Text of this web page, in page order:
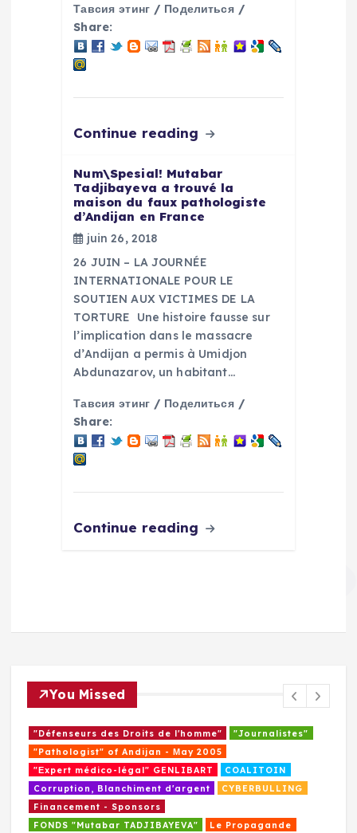
Тавсия этинг / Поделиться /
Share:
Continue reading
Num\Spesial! Mutabar
Tadjibayeva a trouvé la
maison du faux pathologiste
d’Andijan en France
juin 26, 2018
26 JUIN – LA JOURNÉE
INTERNATIONALE POUR LE
SOUTIEN AUX VICTIMES DE LA
TORTURE Une histoire fausse sur
l’implication dans le massacre
d’Andijan a permis à Umidjon
Abdunazarov, un habitant…
Тавсия этинг / Поделиться /
Share:
Continue reading
You Missed
"Défenseurs des Droits de l'homme"
"Journalistes"
"Pathologist" of Andijan - Мay 2005
"Еxpert médico-légal" GENLIBART
COALITOIN
Corruption, Blanchiment d'argent
CYBERBULLING
Financement - Sponsors
Menace terroriste IMU
Propagande de guerre